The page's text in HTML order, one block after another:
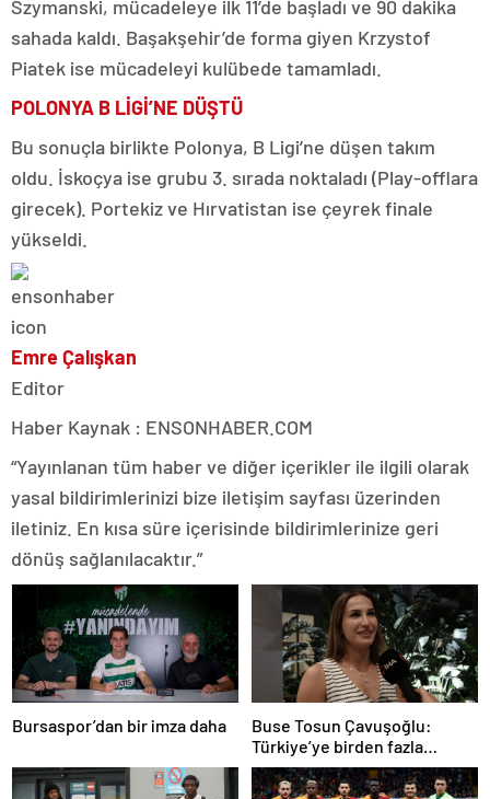
Szymanski, mücadeleye ilk 11’de başladı ve 90 dakika
sahada kaldı. Başakşehir’de forma giyen Krzystof
Piatek ise mücadeleyi kulübede tamamladı.
POLONYA B LİGİ’NE DÜŞTÜ
Bu sonuçla birlikte Polonya, B Ligi’ne düşen takım
oldu. İskoçya ise grubu 3. sırada noktaladı (Play-offlara
girecek). Portekiz ve Hırvatistan ise çeyrek finale
yükseldi.
Emre Çalışkan
Editor
Haber Kaynak : ENSONHABER.COM
“Yayınlanan tüm haber ve diğer içerikler ile ilgili olarak
yasal bildirimlerinizi bize iletişim sayfası üzerinden
iletiniz. En kısa süre içerisinde bildirimlerinize geri
dönüş sağlanılacaktır.”
Bursaspor’dan bir imza daha
Buse Tosun Çavuşoğlu:
Türkiye’ye birden fazla
madalya getireceğine
inanıyorum